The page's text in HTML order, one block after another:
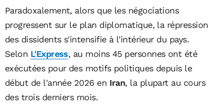
Paradoxalement, alors que les négociations
progressent sur le plan diplomatique, la répression
des dissidents s'intensifie à l'intérieur du pays.
Selon L'Express, au moins 45 personnes ont été
exécutées pour des motifs politiques depuis le
début de l'année 2026 en Iran, la plupart au cours
des trois derniers mois.